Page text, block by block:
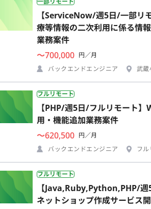
【ServiceNow/週5日/一部リ
療等情報の二次利用に係る情
業務案件
〜700,000 円／月
バックエンドエンジニア
武蔵
フルリモート
【PHP/週5日/フルリモート
用・機能追加業務案件
〜620,500 円／月
バックエンドエンジニア
フ
フルリモート
【Java,Ruby,Python,PHP/週
ネットショップ作成サービス